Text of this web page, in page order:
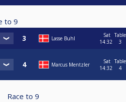
to 9
Lasse Buhl
Sat
14:32
Table
3
Marcus Mentzler
Sat
14:32
Table
4
Race to 9